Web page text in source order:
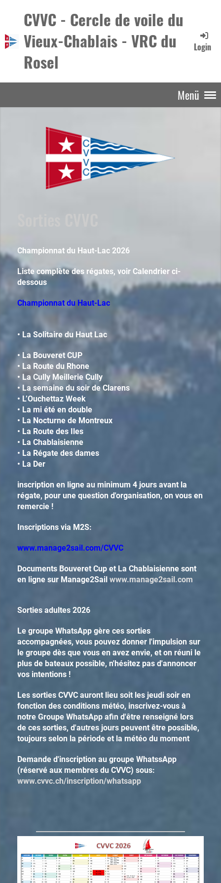
CVVC - Cercle de voile du
Vieux-Chablais - VRC du
Rosel
Login
Menü
Championnat du Haut-Lac 2026
Liste complète des régates, voir Calendrier ci-
dessous
Championnat du Haut-Lac
• La Solitaire du Haut Lac
• La Bouveret CUP
• La Route du Rhone
• La Cully Meillerie Cully
• La semaine du soir de Clarens
• L’Ouchettaz Week
• La mi été en double
• La Nocturne de Montreux
• La Route des Iles
• La Chablaisienne
• La Régate des dames
• La Der
inscription en ligne au minimum 4 jours avant la
régate, pour une question d'organisation, on vous en
remercie !
Inscriptions via M2S:
www.manage2sail.com/CVVC
Documents Bouveret Cup et La Chablaisienne sont
en ligne sur Manage2Sail www.manage2sail.com
Sorties adultes 2026
Le groupe WhatsApp gère ces sorties
accompagnées, vous pouvez donner l'impulsion sur
le groupe dès que vous en avez envie, et on réuni le
plus de bateaux possible, n'hésitez pas d'annoncer
vos intentions !
Les sorties CVVC auront lieu soit les jeudi soir en
fonction des conditions météo, inscrivez-vous à
notre Groupe WhatsApp afin d'être renseigné lors
de ces sorties, d'autres jours peuvent être possible,
toujours selon la période et la météo du moment
Demande d'inscription au groupe WhatssApp
(réservé aux membres du CVVC) sous:
www.cvvc.ch/inscription/whatsapp